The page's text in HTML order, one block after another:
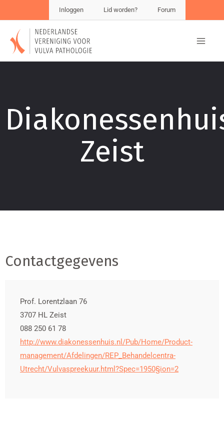
Inloggen Lid worden? Forum
Zeist
Contactgegevens
Prof. Lorentzlaan 76
3707 HL Zeist
088 250 61 78
http://www.diakonessenhuis.nl/Pub/Home/Product-
management/Afdelingen/REP_Behandelcentra-
Utrecht/Vulvaspreekuur.html?Spec=1950§ion=2